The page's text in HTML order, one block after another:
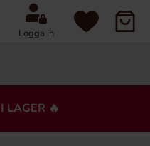
Logga in
LAGER 🔥